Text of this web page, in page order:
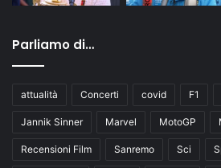
Parliamo di…
attualità Concerti covid F1
Jannik Sinner Marvel MotoGP
Recensioni Film Sanremo Sci